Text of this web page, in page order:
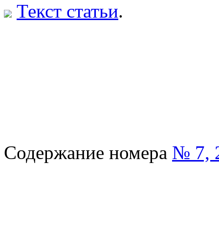
Текст статьи.
Содержание номера № 7,